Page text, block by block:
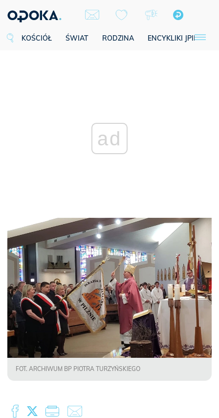
KOŚCIÓŁ ŚWIAT RODZINA ENCYKLIKI JPII
ad
FOT. ARCHIWUM BP PIOTRA TURZYŃSKIEGO